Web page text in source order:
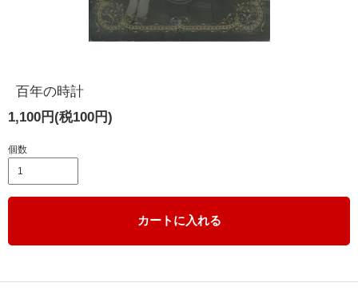
百年の時計
1,100円(税100円)
個数
カートに入れる